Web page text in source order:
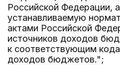
Российской Федерации,
устанавливаемую
актами Российской
источников доходов
к соответствующим
доходов бюджетов.";